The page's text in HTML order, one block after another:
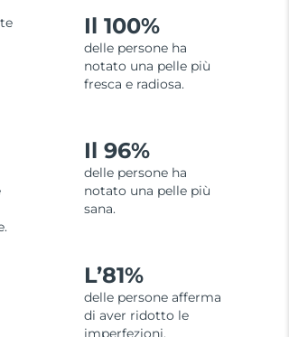
Il 100%
delle persone ha
notato una pelle più
fresca e radiosa.
Il 96%
delle persone ha
notato una pelle più
sana.
L’81%
delle persone afferma
di aver ridotto le
imperfezioni.